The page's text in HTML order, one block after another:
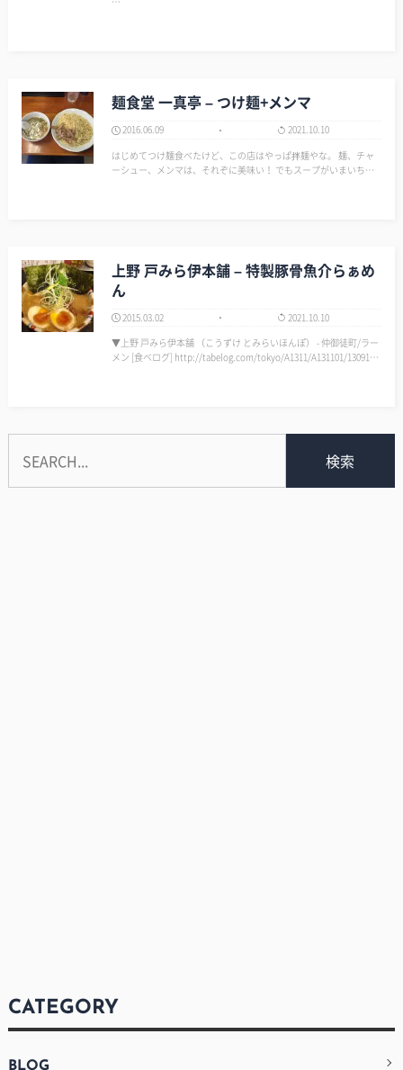
麺食堂 一真亭 – つけ麺+メンマ
2016.06.09
2021.10.10
はじめてつけ麺食べたけど、この店はやっぱ拌麺やな。 麺、チャ
ーシュー、メンマは、それぞに美味い！ でもスープがいまいち＆
上野 戸みら伊本舗 – 特製豚骨魚介らぁめ
ん
2015.03.02
2021.10.10
▼上野 戸みら伊本舗 （こうずけ とみらいほんぽ） - 仲御徒町/ラー
メン [食べログ] http://tabelog.com/tokyo/A1311/A131101/1309103
検索
CATEGORY
BLOG